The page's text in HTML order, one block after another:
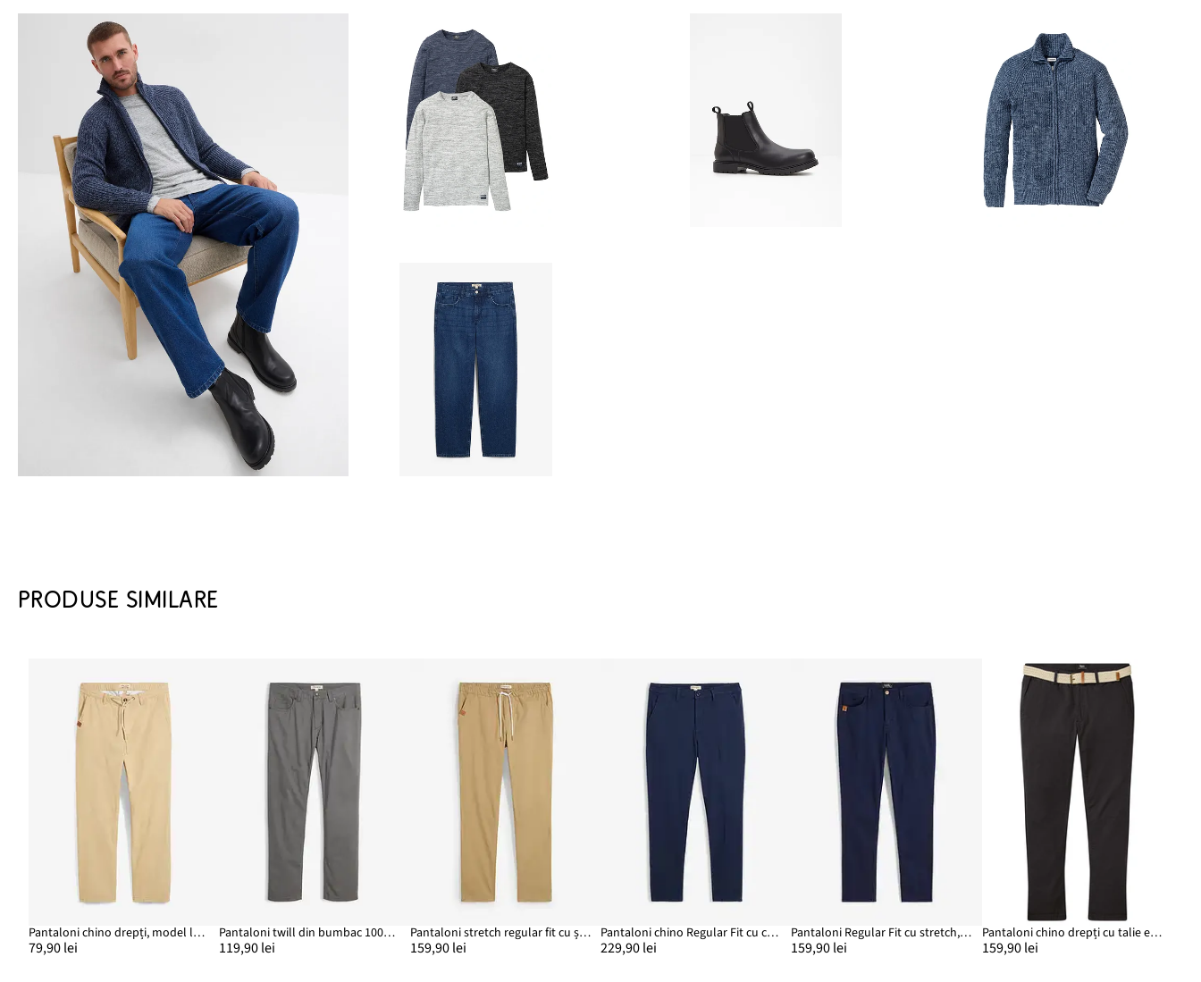
PRODUSE SIMILARE
Pantaloni chino drepți, model loose fit, din bumbac 100%
79,90 lei
Pantaloni twill din bumbac 100%, regular fit, straight
119,90 lei
Pantaloni stretch regular fit cu șiret, straight
159,90 lei
Pantaloni chino Regular Fit cu căptușeală termo din flanelă, tapered
229,90 lei
Pantaloni Regular Fit cu stretch, drepți
159,90 lei
Pantaloni chino drepți cu talie elastică și curea, Regular Fit
159,90 lei